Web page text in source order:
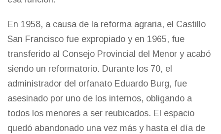
En 1958, a causa de la reforma agraria, el Castillo
San Francisco fue expropiado y en 1965, fue
transferido al Consejo Provincial del Menor y acabó
siendo un reformatorio. Durante los 70, el
administrador del orfanato Eduardo Burg, fue
asesinado por uno de los internos, obligando a
todos los menores a ser reubicados. El espacio
quedó abandonado una vez más y hasta el día de